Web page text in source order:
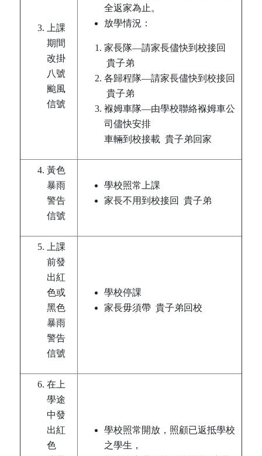
上課
期間
改掛
八號
颱風
信號
全返家為止。
放學情況：
家長隊—請家長儘快到校接回
貴子弟
各歸程隊—請家長儘快到校接回
貴子弟
褓姆車隊—由學校聯絡褓姆車公
司儘快安排
車輛到校接載 貴子弟回家
黃色
暴雨
警告
信號
學校照常上課
家長不用到校接回 貴子弟
上課
前發
出紅
色或
黑色
暴雨
警告
信號
學校停課
家長毋須帶 貴子弟回校
在上
學途
中發
出紅
色
學校照常開放，照顧已返抵學校
之學生，